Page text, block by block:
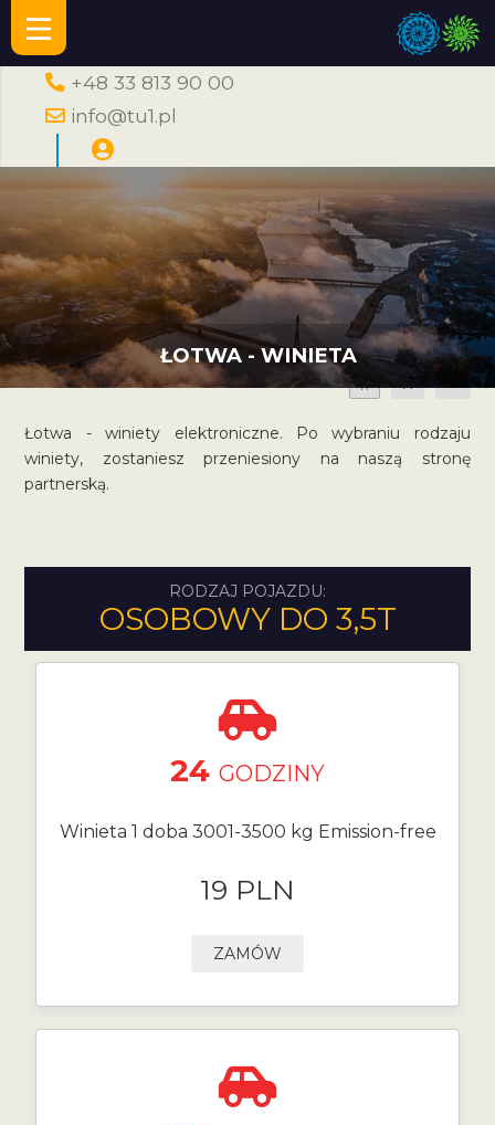
+48 33 813 90 00
info@tu1.pl
ŁOTWA - WINIETA
A A
Łotwa - winiety elektroniczne. Po wybraniu rodzaju
winiety, zostaniesz przeniesiony na naszą stronę
partnerską.
RODZAJ POJAZDU:
OSOBOWY DO 3,5T
24 GODZINY
Winieta 1 doba 3001-3500 kg Emission-free
19 PLN
ZAMÓW